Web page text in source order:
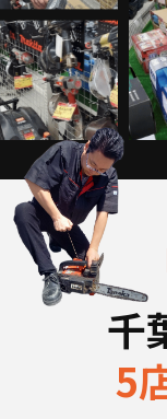
千
5